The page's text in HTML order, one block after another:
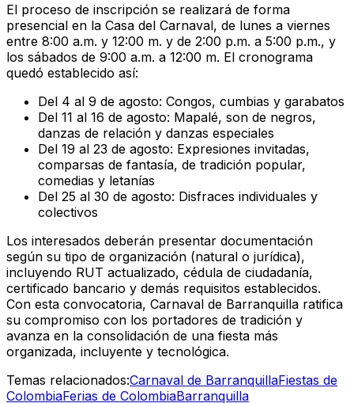
El proceso de inscripción se realizará de forma
presencial en la Casa del Carnaval, de lunes a viernes
entre 8:00 a.m. y 12:00 m. y de 2:00 p.m. a 5:00 p.m., y
los sábados de 9:00 a.m. a 12:00 m. El cronograma
quedó establecido así:
Del 4 al 9 de agosto: Congos, cumbias y garabatos
Del 11 al 16 de agosto: Mapalé, son de negros,
danzas de relación y danzas especiales
Del 19 al 23 de agosto: Expresiones invitadas,
comparsas de fantasía, de tradición popular,
comedias y letanías
Del 25 al 30 de agosto: Disfraces individuales y
colectivos
Los interesados deberán presentar documentación
según su tipo de organización (natural o jurídica),
incluyendo RUT actualizado, cédula de ciudadanía,
certificado bancario y demás requisitos establecidos.
Con esta convocatoria, Carnaval de Barranquilla ratifica
su compromiso con los portadores de tradición y
avanza en la consolidación de una fiesta más
organizada, incluyente y tecnológica.
Temas relacionados:Carnaval de BarranquillaFiestas de
ColombiaFerias de ColombiaBarranquilla